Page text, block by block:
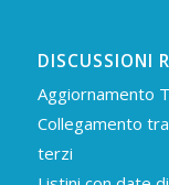
DISCUSSIONI
Aggiornamento
Collegamento
terzi